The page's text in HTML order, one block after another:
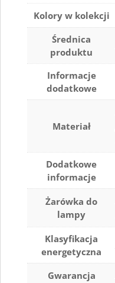
Kolory w kolekcji
Średnica
produktu
Informacje
dodatkowe
Materiał
Dodatkowe
informacje
Żarówka do
lampy
Klasyfikacja
energetyczna
Gwarancja